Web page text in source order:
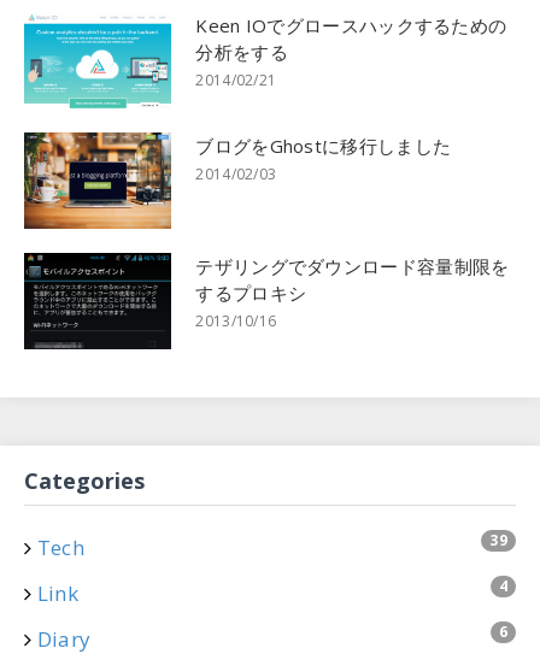
Keen IOでグロースハックするための
分析をする
2014/02/21
ブログをGhostに移行しました
2014/02/03
テザリングでダウンロード容量制限を
するプロキシ
2013/10/16
Categories
Tech 39
Link 4
Diary 6